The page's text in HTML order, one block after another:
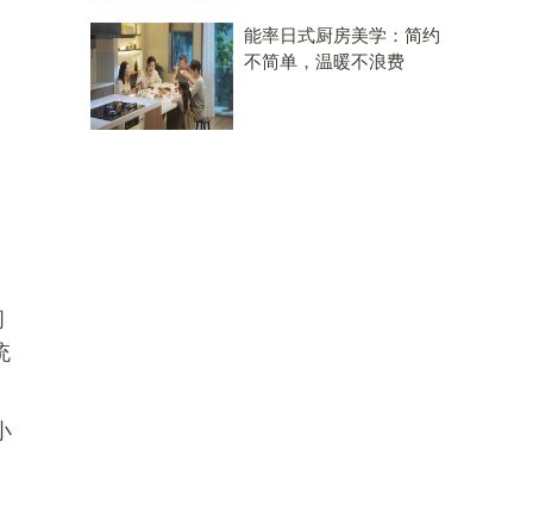
能率日式厨房美学：简约
不简单，温暖不浪费